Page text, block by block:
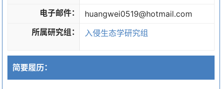
电子邮件：
huangwei0519@hotmail.com
所属研究组：
入侵生态学研究组
简要履历：